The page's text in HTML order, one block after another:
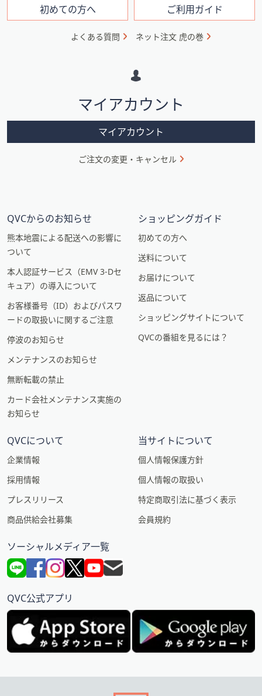
ン
初めての方へ ご利用ガイド
よくある質問 ネット注文 虎の巻
マイアカウント
マイアカウント
ご注文の変更・キャンセル
QVCからのお知らせ
熊本地震による配送への影響に
ついて
本人認証サービス（EMV 3-Dセ
キュア）の導入について
お客様番号（ID）およびパスワ
ードの取扱いに関するご注意
停波のお知らせ
メンテナンスのお知らせ
無断転載の禁止
カード会社メンテナンス実施の
お知らせ
ショッピングガイド
初めての方へ
送料について
お届けについて
返品について
ショッピングサイトについて
QVCの番組を見るには？
QVCについて
企業情報
採用情報
プレスリリース
商品供給会社募集
当サイトについて
個人情報保護方針
個人情報の取扱い
特定商取引法に基づく表示
会員規約
ソーシャルメディア一覧
QVC公式アプリ